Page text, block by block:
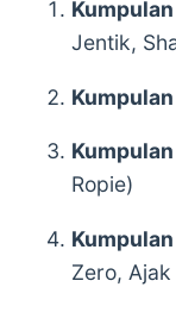
Jentik,
Ropie)
Zero, Ajak